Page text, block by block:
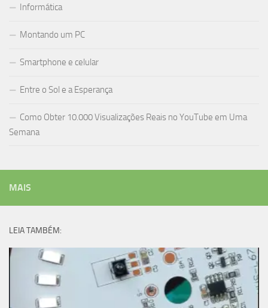
Informática
Montando um PC
Smartphone e celular
Entre o Sol e a Esperança
Como Obter 10.000 Visualizações Reais no YouTube em Uma
Semana
MAIS
LEIA TAMBÉM: